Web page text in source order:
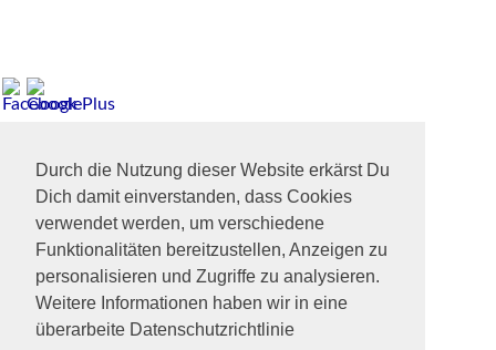
Durch die Nutzung dieser Website erkärst Du
Dich damit einverstanden, dass Cookies
verwendet werden, um verschiedene
Funktionalitäten bereitzustellen, Anzeigen zu
personalisieren und Zugriffe zu analysieren.
Weitere Informationen haben wir in eine
überarbeite Datenschutzrichtlinie